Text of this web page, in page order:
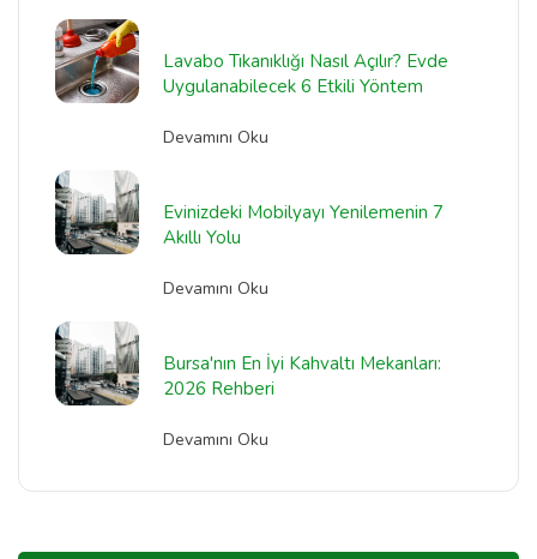
Lavabo Tıkanıklığı Nasıl Açılır? Evde
Uygulanabilecek 6 Etkili Yöntem
Devamını Oku
Evinizdeki Mobilyayı Yenilemenin 7
Akıllı Yolu
Devamını Oku
Bursa'nın En İyi Kahvaltı Mekanları:
2026 Rehberi
Devamını Oku